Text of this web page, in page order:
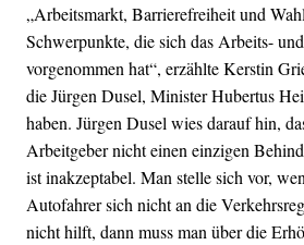
„Arbeitsmarkt, Barrierefreiheit und
Schwerpunkte, die sich das Arbeits-
vorgenommen hat“, erzählte Kerstin
die Jürgen Dusel, Minister Hubertus
haben. Jürgen Dusel wies darauf hin,
Arbeitgeber nicht einen einzigen
ist inakzeptabel. Man stelle sich vor,
Autofahrer sich nicht an die
nicht hilft, dann muss man über die